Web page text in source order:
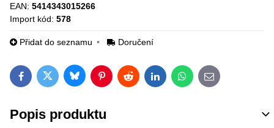
EAN: 5414343015266
Import kód: 578
Přidat do seznamu Doručení
FacebookTwitterBlueskyPinterestRedditLinkedInWhatsApp
E-mail
Popis produktu